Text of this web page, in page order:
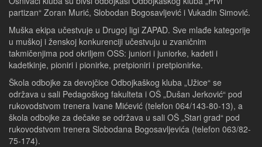
partizan“ Zoran Murić, Slobodan Bogosavljević i Vukadin Simović.
Muška ekipa učestvuje u Drugoj ligi ZAPAD. Sve mlađe kategorije
u muškoj i ženskoj konkurenciji učestvuju u zvaničnim
takmičenjima pod okriljem OSS: juniori i juniorke, kadeti i
kadetkinje, pioniri i pionirke, pretpioniri i pretpionirke.
Škola odbojke za devojčice Odbojkaškog kluba „Užice“ se
održava u sali Pedagoškog fakulteta i OŠ „Dušan Jerković“ pod
rukovodstvom trenera Ivane Mićević (telefon 064/143-80-13), a
škola odbojke za dečake se održava u sali OŠ „Stari grad“ pod
rukovodstvom trenera Slobodana Bogosavljevića (telefon 063/82-
75-174).